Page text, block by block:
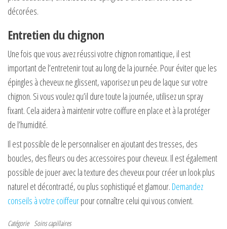
décorées.
Entretien du chignon
Une fois que vous avez réussi votre chignon romantique, il est
important de l’entretenir tout au long de la journée. Pour éviter que les
épingles à cheveux ne glissent, vaporisez un peu de laque sur votre
chignon. Si vous voulez qu’il dure toute la journée, utilisez un spray
fixant. Cela aidera à maintenir votre coiffure en place et à la protéger
de l’humidité.
Il est possible de le personnaliser en ajoutant des tresses, des
boucles, des fleurs ou des accessoires pour cheveux. Il est également
possible de jouer avec la texture des cheveux pour créer un look plus
naturel et décontracté, ou plus sophistiqué et glamour. Demandez
conseils à votre coiffeurpour connaître celui qui vous convient.
Catégorie Soins capillaires